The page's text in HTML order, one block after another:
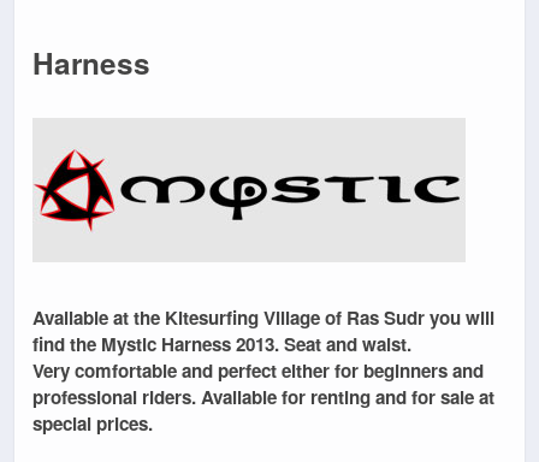
Harness
Available at the Kitesurfing Village of Ras Sudryou will
find the Mystic Harness2013.Seat and waist.
Verycomfortableand perfect either for beginners and
professional riders. Available for rentingandfor sale at
special prices.